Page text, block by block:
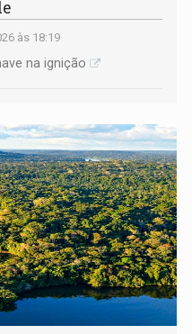
às 18:19
na ignição